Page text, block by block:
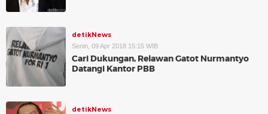
detikNews
Senin, 09 Apr 2018 15:15 WIB
Cari Dukungan, Relawan Gatot Nurmantyo
Datangi Kantor PBB
detikNews